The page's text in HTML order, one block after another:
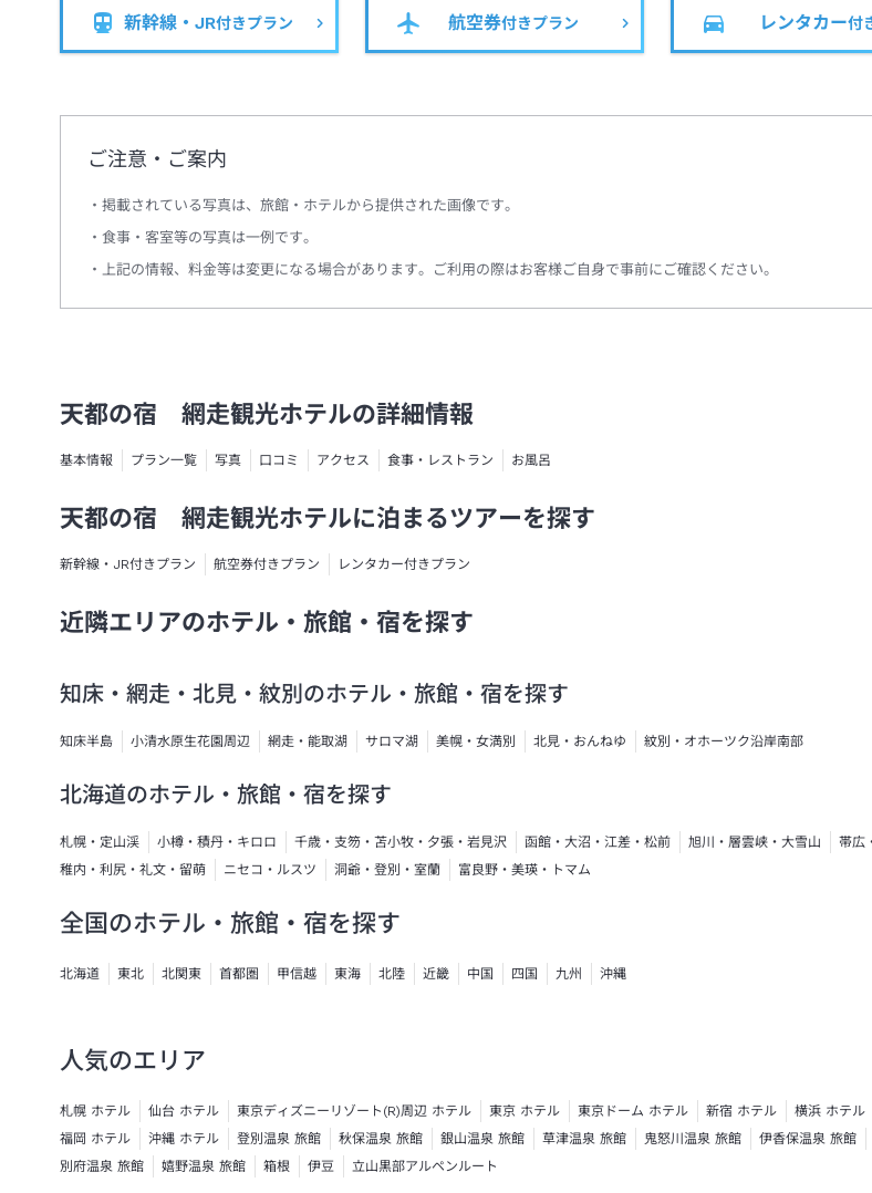
新幹線・JR付きプラン 航空券付きプラン レンタカー付
ご注意・ご案内
掲載されている写真は、旅館・ホテルから提供された画像です。
食事・客室等の写真は一例です。
上記の情報、料金等は変更になる場合があります。ご利用の際はお客様ご自身で事前にご確認ください。
天都の宿 網走観光ホテルの詳細情報
基本情報 プラン一覧 写真 口コミ アクセス 食事・レストラン お風呂
天都の宿 網走観光ホテルに泊まるツアーを探す
新幹線・JR付きプラン 航空券付きプラン レンタカー付きプラン
近隣エリアのホテル・旅館・宿を探す
知床・網走・北見・紋別のホテル・旅館・宿を探す
知床半島 小清水原生花園周辺 網走・能取湖 サロマ湖 美幌・女満別 北見・おんねゆ 紋別・オホーツク沿岸南部
北海道のホテル・旅館・宿を探す
札幌・定山渓 小樽・積丹・キロロ 千歳・支笏・苫小牧・夕張・岩見沢 函館・大沼・江差・松前 旭川・層雲峡・大雪山 帯広
稚内・利尻・礼文・留萌
ニセコ・ルスツ 洞爺・登別・室蘭 富良野・美瑛・トマム
全国のホテル・旅館・宿を探す
北海道 東北 北関東 首都圏 甲信越 東海 北陸 近畿 中国 四国 九州 沖縄
人気のエリア
札幌 ホテル 仙台 ホテル 東京ディズニーリゾート(R)周辺 ホテル 東京 ホテル 東京ドーム ホテル 新宿 ホテル 横浜 ホテル
福岡 ホテル
沖縄 ホテル 登別温泉 旅館 秋保温泉 旅館 銀山温泉 旅館 草津温泉 旅館 鬼怒川温泉 旅館 伊香保温泉 旅館
別府温泉 旅館
嬉野温泉 旅館 箱根 伊豆 立山黒部アルペンルート